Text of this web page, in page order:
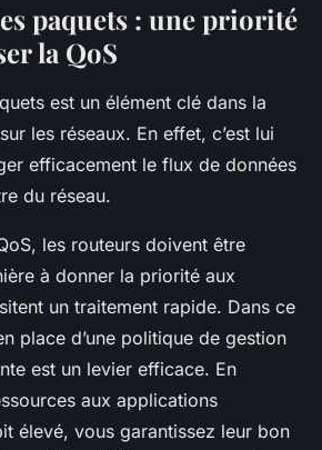
paquets : une priorité
la QoS
est un élément clé dans la
les réseaux. En effet, c’est lui
efficacement le flux de données
du réseau.
les routeurs doivent être
à donner la priorité aux
un traitement rapide. Dans ce
place d’une politique de gestion
est un levier efficace. En
aux applications
élevé, vous garantissez leur bon